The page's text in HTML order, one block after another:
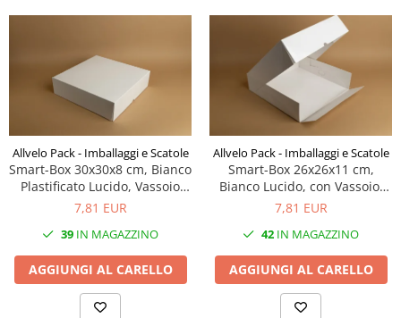
Scatole con Cassetto e Inserto per 4
Scatole con Cassetto per Praline
Scatole Medie e Grandi per 10–40
Macarons
Scatole per 5–6 Macarons con
Finestra Decorata Effetto Pizzo
Scatole per Praline con Separatore
Scatole Piccole con Nastro e
Cassetto per Macarons
Scatole per Panettone
Scatole per Panettone e Rotoli
Allvelo Pack - Imballaggi e Scatole
Smart-Box 30x30x8 cm, Bianco
Plastificato Lucido, Vassoio
Incluso, Set 5 Pz
7,81 EUR
39 IN MAGAZZINO
AGGIUNGI AL CARELLO
Allvelo Pack - Imballaggi e Scatole
Smart-Box 26x26x11 cm,
Bianco Lucido, con Vassoio,
SB5N- Bianco, Set 5 Pz
7,81 EUR
42 IN MAGAZZINO
AGGIUNGI AL CARELLO